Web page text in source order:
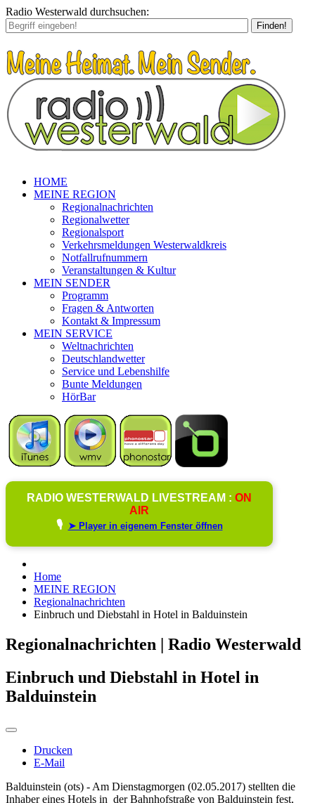
Radio Westerwald durchsuchen:
Finden!
HOME
MEINE REGION
Regionalnachrichten
Regionalwetter
Regionalsport
Verkehrsmeldungen Westerwaldkreis
Notfallrufnummern
Veranstaltungen & Kultur
MEIN SENDER
Programm
Fragen & Antworten
Kontakt & Impressum
MEIN SERVICE
Weltnachrichten
Deutschlandwetter
Service und Lebenshilfe
Bunte Meldungen
HörBar
RADIO WESTERWALD LIVESTREAM : ON
AIR
🎙️ ➤ Player in eigenem Fenster öffnen
Home
MEINE REGION
Regionalnachrichten
Einbruch und Diebstahl in Hotel in Balduinstein
Regionalnachrichten | Radio Westerwald
Einbruch und Diebstahl in Hotel in
Balduinstein
Drucken
E-Mail
Balduinstein (ots) - Am Dienstagmorgen (02.05.2017) stellten die
Inhaber eines Hotels in der Bahnhofstraße von Balduinstein fest,